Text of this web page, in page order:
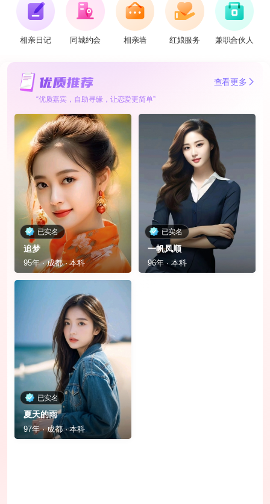
相亲日记 同城约会 相亲墙 红娘服务 兼职合伙人
查看更多
“优质嘉宾，自助寻缘，让恋爱更简单”
已实名
追梦
95年 · 成都 · 本科
已实名
一帆凤顺
96年 · 本科
已实名
夏天的雨
97年 · 成都 · 本科